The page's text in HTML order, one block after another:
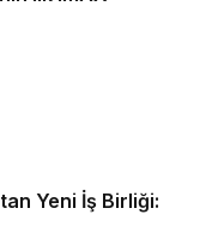
Yeni İş Birliği: